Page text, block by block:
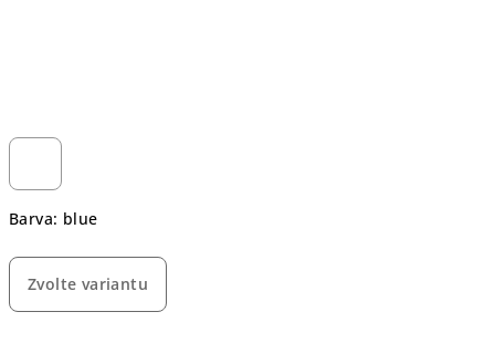
Barva: blue
Zvolte variantu